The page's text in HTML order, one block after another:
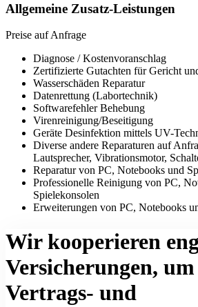
Allgemeine Zusatz-Leistungen
Preise auf Anfrage
Diagnose / Kostenvoranschlag
Zertifizierte Gutachten für Gericht
Wasserschäden Reparatur
Datenrettung (Labortechnik)
Softwarefehler Behebung
Virenreinigung/Beseitigung
Geräte Desinfektion mittels UV-
Diverse andere Reparaturen auf
Lautsprecher, Vibrationsmotor,
Reparatur von PC, Notebooks und
Professionelle Reinigung von PC,
Spielekonsolen
Erweiterungen von PC, Notebooks
Wir kooperieren
Versicherungen,
Vertrags- und